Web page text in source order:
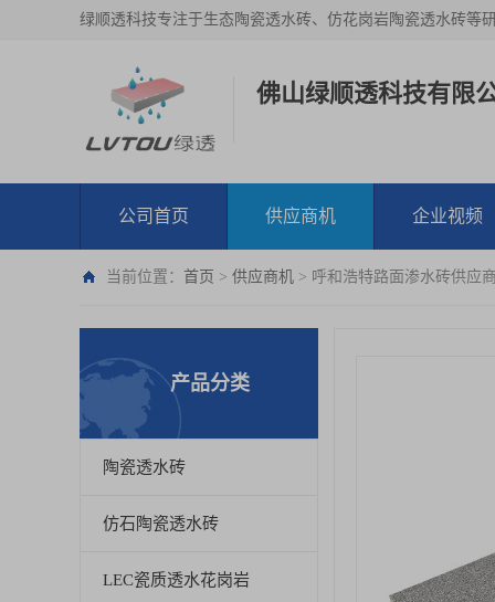
绿顺透科技专注于生态陶瓷透水砖、仿花岗岩陶瓷透水砖等研
佛山绿顺透科技有限
公司首页 供应商机 企业视频
当前位置： 首页 > 供应商机 > 呼和浩特路面渗水砖供应
产品分类
陶瓷透水砖
仿石陶瓷透水砖
LEC瓷质透水花岗岩